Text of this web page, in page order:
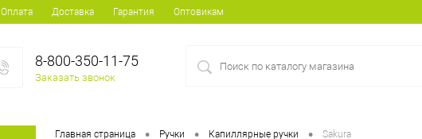
Оплата Доставка Гарантия Оптовикам
8-800-350-11-75
Заказать звонок
Главная страница • Ручки • Капиллярные ручки • Sakura